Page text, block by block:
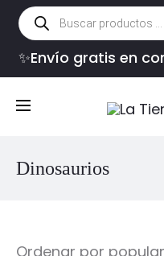
Búsqueda
de
productos
✨Envío gratis en
Dinosaurios